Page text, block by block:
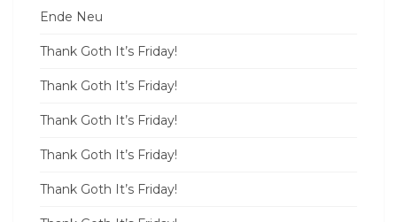
Ende Neu
Thank Goth It’s Friday!
Thank Goth It’s Friday!
Thank Goth It’s Friday!
Thank Goth It’s Friday!
Thank Goth It’s Friday!